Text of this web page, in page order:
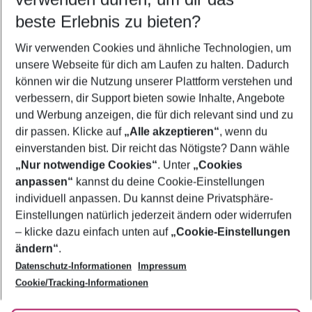
5-8 Nächte
2 Erwachsene Keine Kinder
Mehr Filter anzeigen
Footer
Footer navigation
Über uns
AGB
Bestpreisgarantie
Cookie-Einstellungen ändern
Cookie-Richtlinie
Agenturbetreuung
Barrierefreies Reisen
Folge uns
beste Erlebnis zu bieten?
Wir verwenden Cookies und ähnliche Technologien, um
unsere Webseite für dich am Laufen zu halten. Dadurch
können wir die Nutzung unserer Plattform verstehen und
verbessern, dir Support bieten sowie Inhalte, Angebote
und Werbung anzeigen, die für dich relevant sind und zu
dir passen. Klicke auf „Alle akzeptieren“, wenn du
einverstanden bist. Dir reicht das Nötigste? Dann wähle
„Nur notwendige Cookies“. Unter „Cookies
anpassen“ kannst du deine Cookie-Einstellungen
individuell anpassen. Du kannst deine Privatsphäre-
Einstellungen natürlich jederzeit ändern oder widerrufen
– klicke dazu einfach unten auf „Cookie-Einstellungen
ändern“.
Datenschutz-Informationen
Impressum
Cookie/Tracking-Informationen